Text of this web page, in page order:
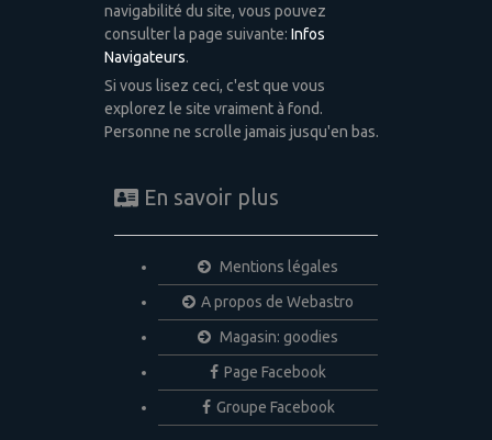
navigabilité du site, vous pouvez
consulter la page suivante: Infos
Navigateurs.
Si vous lisez ceci, c'est que vous
explorez le site vraiment à fond.
Personne ne scrolle jamais jusqu'en bas.
En savoir plus
Mentions légales
A propos de Webastro
Magasin: goodies
Page Facebook
Groupe Facebook